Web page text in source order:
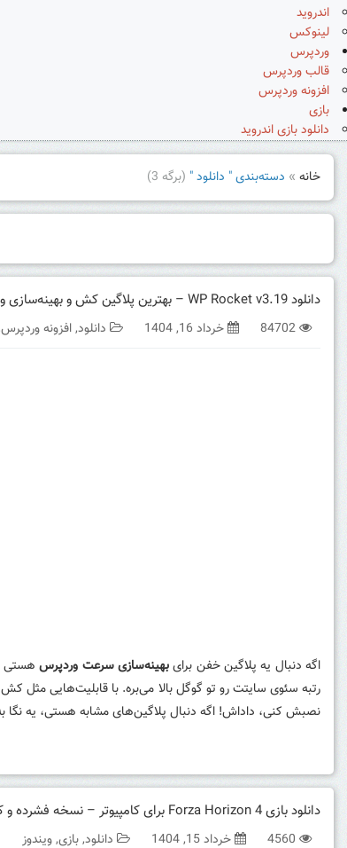
اندروید
لینوکس
وردپرس
قالب وردپرس
افزونه وردپرس
بازی
دانلود بازی اندروید
خانه » دسته‌بندی " دانلود " (برگه 3)
دانلود WP Rocket v3.19 – بهترین پلاگین کش و بهینه‌سازی وردپرس
84702 خرداد 16, 1404 دانلود,افزونه وردپرس
اگه دنبال یه پلاگین خفن برایبهینه‌سازی سرعت وردپرسهستی
رتبه سئوی سایتت رو تو گوگل بالا می‌بره. با قابلیت‌هایی مثل
نصبش کنی، داداش! اگه دنبال پلاگین‌های مشابه هستی، یه نگا
دانلود بازی Forza Horizon 4 برای کامپیوتر – نسخه فشرده و کم حجم
4560 خرداد 15, 1404 دانلود,بازی,ویندوز